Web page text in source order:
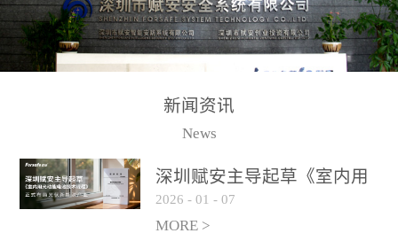
剧院、会议展览中心、体
育馆、大型仓库和隧道空
间等，其建筑结构特殊、
火灾隐患多。一旦发生火
传统的火灾关测器无法被
及时缺发，不能及早发现
和有效扑救火火，这不仅
后向光电感烟探测技术、
高可靠的系统抗干扰技术
等多项专利技术和专有技
警领域三十多年技术积累
和工程实践的结晶。
新闻资讯
News
深圳赋安主导起草《室内用
光动能电池技术规程》 正式
布局光伏新能源产业
2026 - 01 - 07
MORE >